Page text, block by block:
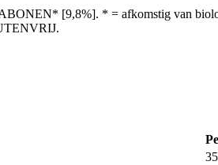
[9,8%]. * = afkomstig van